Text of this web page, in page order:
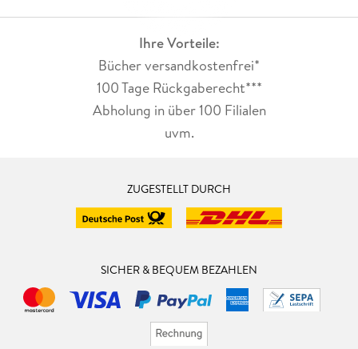
Ihre Vorteile:
Bücher versandkostenfrei*
100 Tage Rückgaberecht***
Abholung in über 100 Filialen
uvm.
ZUGESTELLT DURCH
SICHER & BEQUEM BEZAHLEN